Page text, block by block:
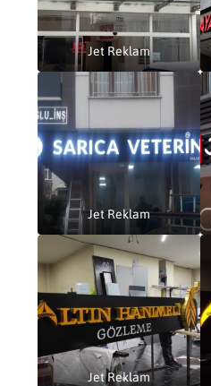
Jet Reklam
Jet Reklam
Jet Reklam